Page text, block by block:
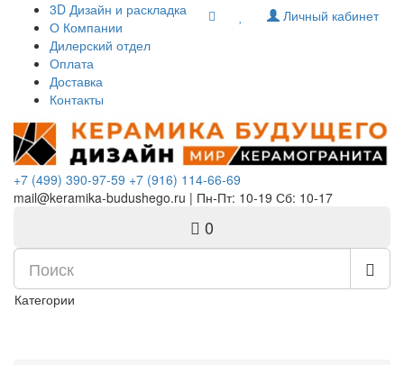
Комплектующие для компьютера
3D Дизайн и раскладка
О Компании
Дилерский отдел
Оплата
Доставка
Контакты
Личный кабинет
+7 (499) 390-97-59 +7 (916) 114-66-69
mail@keramika-budushego.ru | Пн-Пт: 10-19 Сб: 10-17
0
Категории